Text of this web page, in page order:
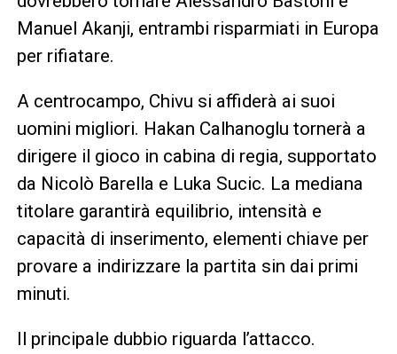
Manuel Akanji, entrambi risparmiati in Europa
per rifiatare.
A centrocampo, Chivu si affiderà ai suoi
uomini migliori. Hakan Calhanoglu tornerà a
dirigere il gioco in cabina di regia, supportato
da Nicolò Barella e Luka Sucic. La mediana
titolare garantirà equilibrio, intensità e
capacità di inserimento, elementi chiave per
provare a indirizzare la partita sin dai primi
minuti.
Il principale dubbio riguarda l’attacco.